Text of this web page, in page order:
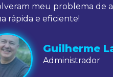
meu problema de
rápida e eficiente!
Guilherme
Administrador